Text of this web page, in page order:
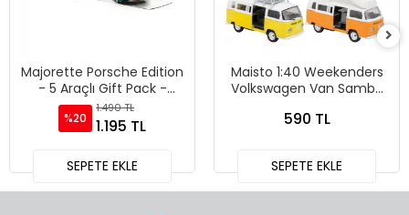
Majorette Porsche Edition
- 5 Araçlı Gift Pack -
212053172
%20
1.490 TL
1.195 TL
SEPETE EKLE
Maisto 1:40 Weekenders
Volkswagen Van Samba
21237
590 TL
SEPETE EKLE